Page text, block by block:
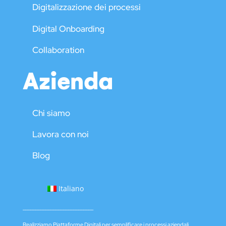
Digitalizzazione dei processi
Digital Onboarding
Collaboration
Azienda
Chi siamo
Lavora con noi
Blog
Italiano